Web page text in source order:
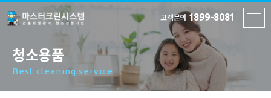
고객문의 1899-8081
청소용품
Best cleaning service